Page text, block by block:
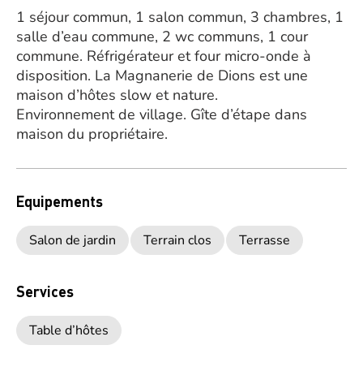
1 séjour commun, 1 salon commun, 3 chambres, 1
salle d’eau commune, 2 wc communs, 1 cour
commune. Réfrigérateur et four micro-onde à
disposition. La Magnanerie de Dions est une
maison d’hôtes slow et nature.
Environnement de village. Gîte d’étape dans
maison du propriétaire.
Equipements
Salon de jardin Terrain clos Terrasse
Services
Table d’hôtes